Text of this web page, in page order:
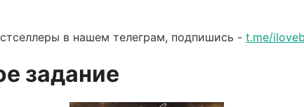
в нашем телеграм, подпишись - t.me/
задание